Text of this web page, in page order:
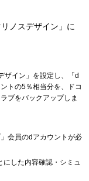
ノスデザイン」に
ザイン」を設定し、「d
トの5％相当分を、ドコ
ブをバックアップしま
会員のdアカウントが必
した内容確認・シミュ